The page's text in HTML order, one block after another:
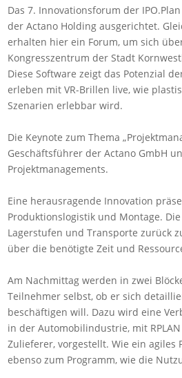
Das 7. Innovationsforum der
der Actano Holding ausgerichtet.
erhalten hier ein Forum, um sich
Kongresszentrum der Stadt
Diese Software zeigt das Potenzial
erleben mit VR-Brillen live, wie
Szenarien erlebbar wird.
Die Keynote zum Thema
Geschäftsführer der Actano GmbH
Projektmanagements.
Eine herausragende Innovation
Produktionslogistik und Montage.
Lagerstufen und Transporte zurück
über die benötigte Zeit und
Am Nachmittag werden in zwei
Teilnehmer selbst, ob er sich
beschäftigen will. Dazu wird eine
in der Automobilindustrie, mit
Zulieferer, vorgestellt. Wie ein agiles
ebenso zum Programm, wie die